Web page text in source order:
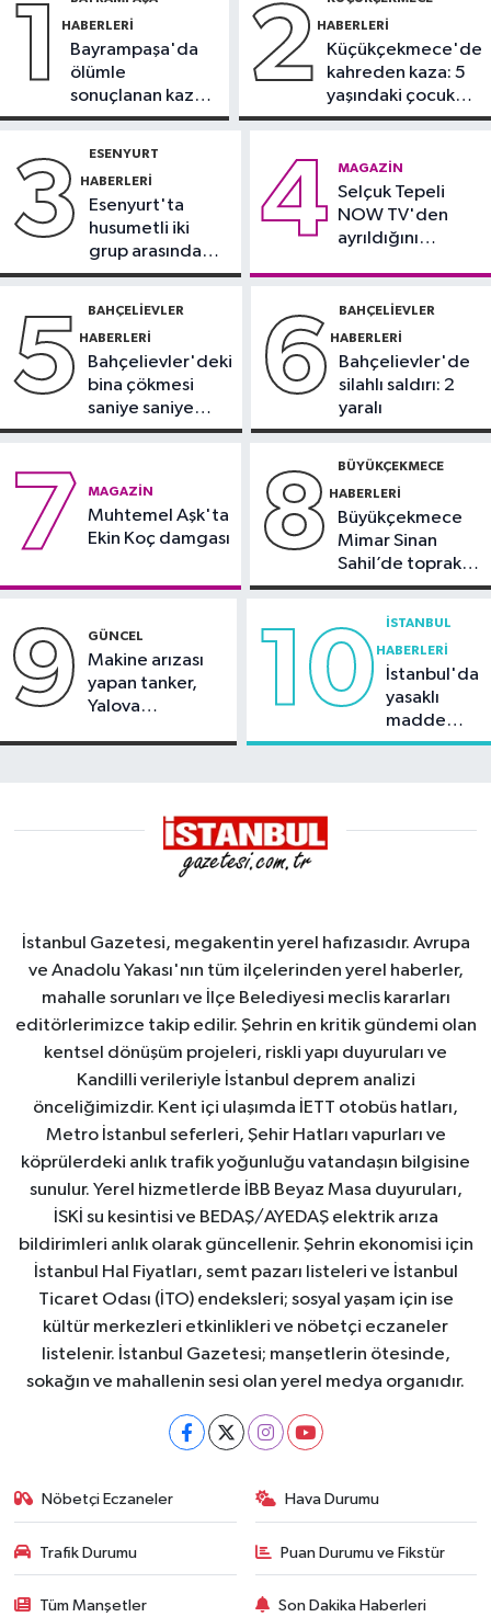
sahne aldı
İstanbul Haberleri
alarmı: Ekipler harekete geçti
yasaklandı
Şirin gözaltına alındı
1 HABERLERI
Bayrampaşa'da
ölümle
sonuçlanan kaza:
Sürücü
2 HABERLERI
Küçükçekmece'de
kahreden kaza: 5
yaşındaki çocuk
yoğun bakımda
3 ESENYURT
HABERLERI
Esenyurt'ta
husumetli iki
grup arasında
silahlı kavga
4 MAGAZIN
Selçuk Tepeli
NOW TV'den
ayrıldığını
5 BAHÇELIEVLER
HABERLERI
Bahçelievler'deki
bina çökmesi
saniye saniye
görüntülendi
6 BAHÇELIEVLER
HABERLERI
Bahçelievler'de
silahlı saldırı: 2
yaralı
7 MAGAZIN
Muhtemel Aşk'ta
Ekin Koç damgası
8 BÜYÜKÇEKMECE
HABERLERI
Büyükçekmece
Mimar Sinan
Sahil’de toprak
kayması
9 GÜNCEL
Makine arızası
yapan tanker,
Yalova
10 İSTANBUL
HABERLERI
İstanbul'da
yasaklı
madde
operasyonu
İstanbul Gazetesi, megakentin yerel hafızasıdır. Avrupa
ve Anadolu Yakası'nın tüm ilçelerinden yerel haberler,
mahalle sorunları ve İlçe Belediyesi meclis kararları
editörlerimizce takip edilir. Şehrin en kritik gündemi olan
kentsel dönüşüm projeleri, riskli yapı duyuruları ve
Kandilli verileriyle İstanbul deprem analizi
önceliğimizdir. Kent içi ulaşımda İETT otobüs hatları,
Metro İstanbul seferleri, Şehir Hatları vapurları ve
köprülerdeki anlık trafik yoğunluğu vatandaşın bilgisine
sunulur. Yerel hizmetlerde İBB Beyaz Masa duyuruları,
İSKİ su kesintisi ve BEDAŞ/AYEDAŞ elektrik arıza
bildirimleri anlık olarak güncellenir. Şehrin ekonomisi için
İstanbul Hal Fiyatları, semt pazarı listeleri ve İstanbul
Ticaret Odası (İTO) endeksleri; sosyal yaşam için ise
kültür merkezleri etkinlikleri ve nöbetçi eczaneler
listelenir. İstanbul Gazetesi; manşetlerin ötesinde,
sokağın ve mahallenin sesi olan yerel medya organıdır.
Nöbetçi Eczaneler Hava Durumu
Trafik Durumu Puan Durumu ve Fikstür
Tüm Manşetler Son Dakika Haberleri